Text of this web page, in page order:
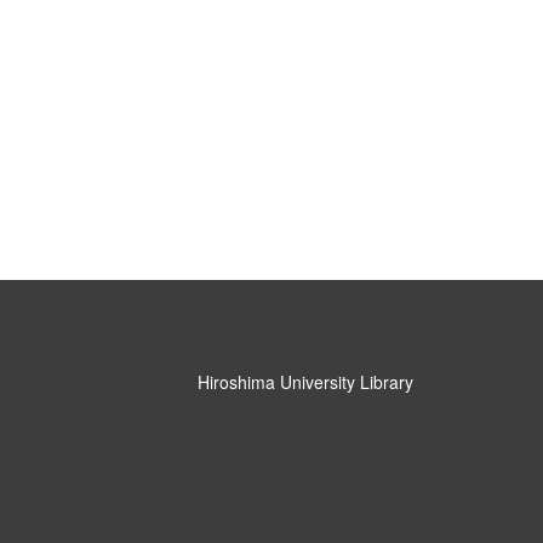
Hiroshima University Library